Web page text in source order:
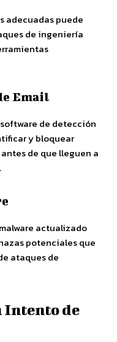
adecuadas puede
de ingeniería
Email
de detección
y bloquear
de que lleguen a
actualizado
potenciales que
ataques de
Intento de